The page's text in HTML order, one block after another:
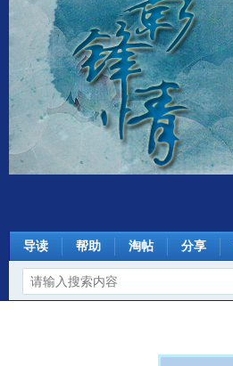
导读 帮助 淘帖 分享